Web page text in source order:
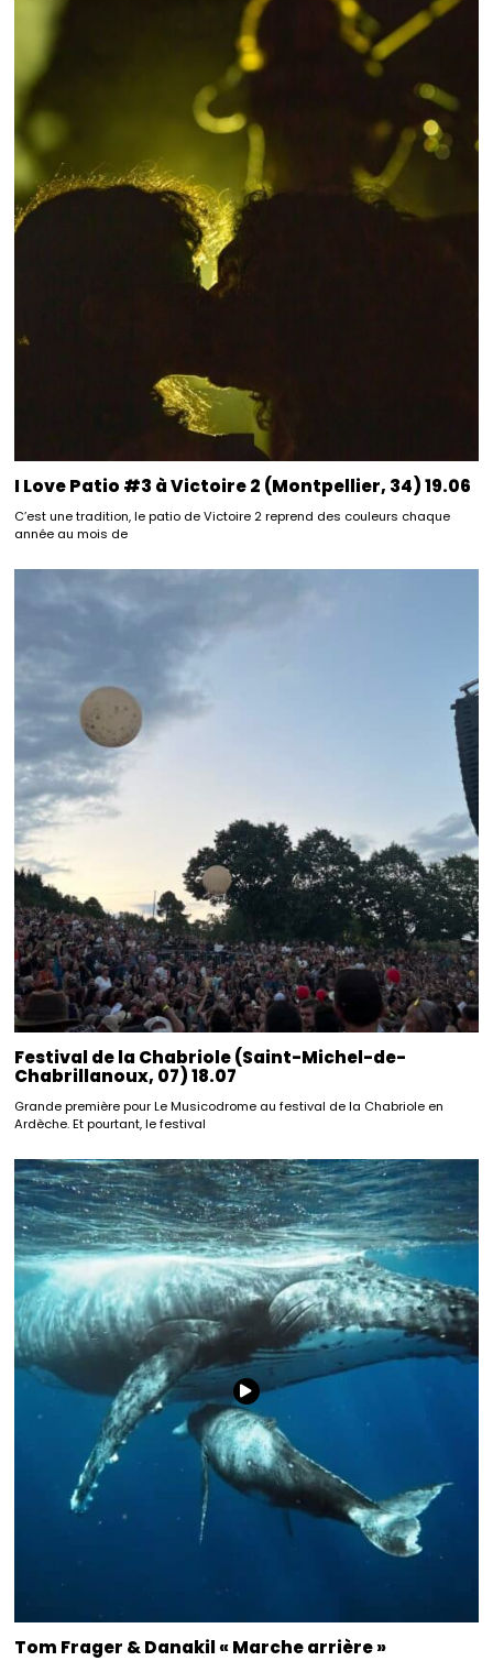
I Love Patio #3 à Victoire 2 (Montpellier, 34) 19.06
C’est une tradition, le patio de Victoire 2 reprend des couleurs chaque
année au mois de
Festival de la Chabriole (Saint-Michel-de-
Chabrillanoux, 07) 18.07
Grande première pour Le Musicodrome au festival de la Chabriole en
Ardèche. Et pourtant, le festival
Tom Frager & Danakil « Marche arrière »